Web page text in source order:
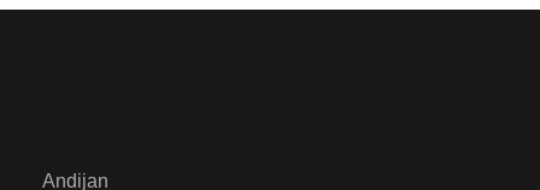
Andijan